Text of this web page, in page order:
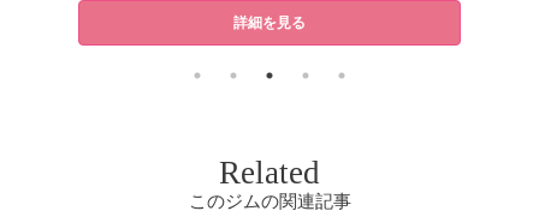
詳細を見る
Related
このジムの関連記事